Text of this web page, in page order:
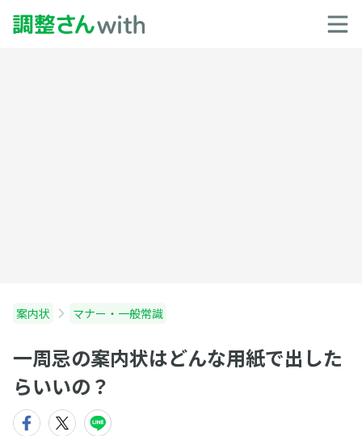
案内状 マナー・一般常識
一周忌の案内状はどんな用紙で出した
らいいの？